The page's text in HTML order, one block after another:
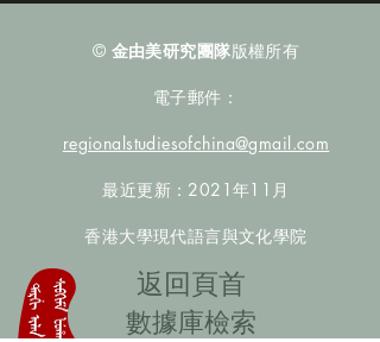
© 金由美研究團隊版權所有
電子郵件：
regionalstudiesofchina@gmail.com
最近更新：2021年11月
香港大學現代語言與文化學院
​返回頁首
數據庫檢索